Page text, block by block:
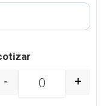
Reutilizable
- +